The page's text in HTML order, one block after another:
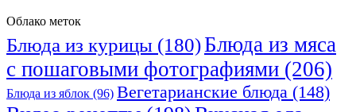
Облако меток
Блюда из курицы (180)Блюда из мяса
с пошаговыми фотографиями (206)
Блюда из яблок (96) Вегетарианские блюда (148)